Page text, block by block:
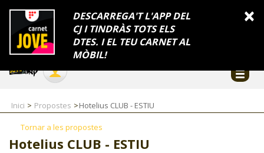
×
DESCARREGA'T L'APP DEL
CJ I TINDRÀS TOTS ELS
DTES. I EL TEU CARNET AL
MÒBIL!
Català
Temes
Serveis Generalitat Catalunya Seu electrònica
FES-TE EL CJ
COL·LABORADORS
CONTACTE
Inici Propostes Hotelius CLUB - ESTIU
Tornar a les propostes
Hotelius CLUB - ESTIU